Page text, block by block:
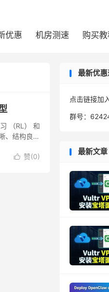
优惠 机房测速 购买教
（RL） 和
、结构良好
 赞(0)
最新优
点击链接加
群号：
最新文章